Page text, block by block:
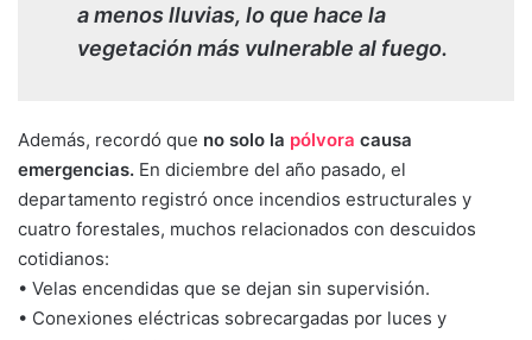
a menos lluvias, lo que hace la
vegetación más vulnerable al fuego.
Además, recordó que no solo la pólvora causa
emergencias. En diciembre del año pasado, el
departamento registró once incendios estructurales y
cuatro forestales, muchos relacionados con descuidos
cotidianos:
• Velas encendidas que se dejan sin supervisión.
• Conexiones eléctricas sobrecargadas por luces y